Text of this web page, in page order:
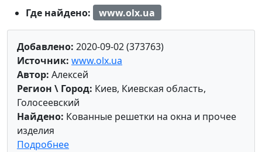
Где найдено:
www.olx.ua
Добавлено: 2020-09-02 (373763)
Источник: www.olx.ua
Автор: Алексей
Регион \ Город: Киев, Киевская область,
Голосеевский
Найдено: Кованные решетки на окна и прочее
изделия
Подробнее